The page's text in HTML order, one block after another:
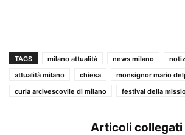
TAGS milano attualità news milano
attualità milano
chiesa monsignor mario
curia arcivescovile di milano
festival della
Articoli collegati